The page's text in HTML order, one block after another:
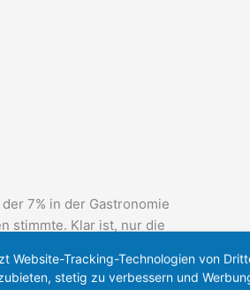
7% in der Gastronomie
stimmte. Klar ist, nur die
Website-Tracking-Technologien von
stetig zu verbessern und